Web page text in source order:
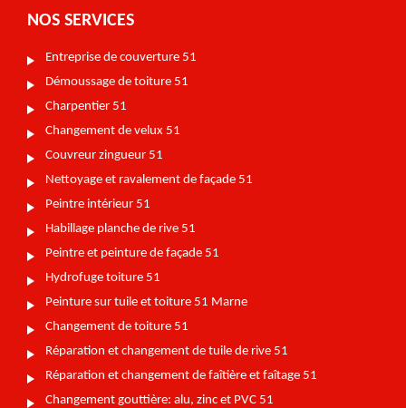
NOS SERVICES
Entreprise de couverture 51
Démoussage de toiture 51
Charpentier 51
Changement de velux 51
Couvreur zingueur 51
Nettoyage et ravalement de façade 51
Peintre intérieur 51
Habillage planche de rive 51
Peintre et peinture de façade 51
Hydrofuge toiture 51
Peinture sur tuile et toiture 51 Marne
Changement de toiture 51
Réparation et changement de tuile de rive 51
Réparation et changement de faîtière et faîtage 51
Changement gouttière: alu, zinc et PVC 51